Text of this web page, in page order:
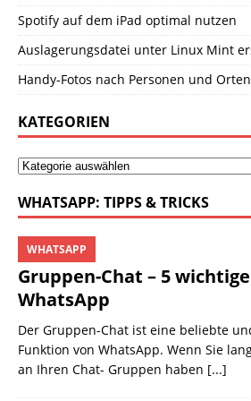
Spotify auf dem iPad optimal nutzen
Auslagerungsdatei unter Linux Mint
Handy-Fotos nach Personen und
KATEGORIEN
WHATSAPP: TIPPS & TRICKS
Gruppen-Chat – 5
WhatsApp
WHATSAPP
Der Gruppen-Chat ist eine beliebte
Funktion von WhatsApp. Wenn Sie
an Ihren Chat- Gruppen haben [...]